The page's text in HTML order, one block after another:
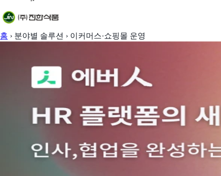
홈 › 분야별 솔루션 › 이커머스·쇼핑몰 운영